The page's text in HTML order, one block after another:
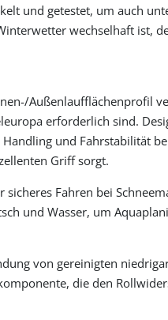
und getestet, um auch
wechselhaft ist,
Außenlaufflächenprofil
erforderlich sind.
und Fahrstabilität
Griff sorgt.
Fahren bei
und Wasser, um
von gereinigten
die den